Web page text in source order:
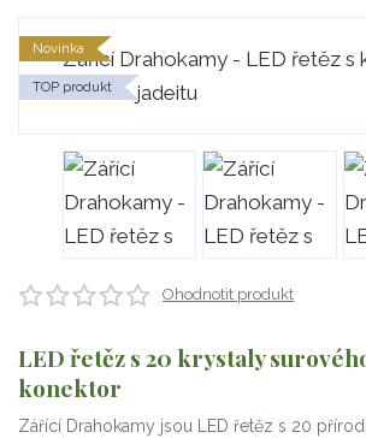
Novinka
TOP produkt
Ohodnotit produkt
LED řetěz s 20 krystaly
konektor
Zářící Drahokamy jsou LED řetěz s 20